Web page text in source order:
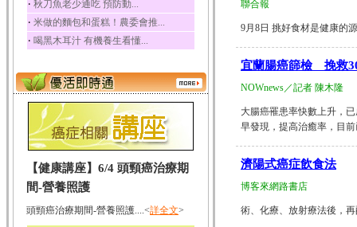
‧ 秋刀魚老少通吃 預防動...
‧ 米做的麵包和蛋糕！農委會推...
‧ 喝黑木耳汁 有機養生看懂...
【健康講座】6/4 頭頸癌治療期
間-營養照護
頭頸癌治療期間-營養照護....<詳全文>
聯合報
9月8日 挑好食材是健康的
宜蘭腸癌篩檢 挽救
NOWnews／記者 陳木隆
大腸癌罹患率快數上升，
早發現，提高治癒率，目
濟陽式癌症飲食法
博客來網路書店
術、化療、放射療法後，